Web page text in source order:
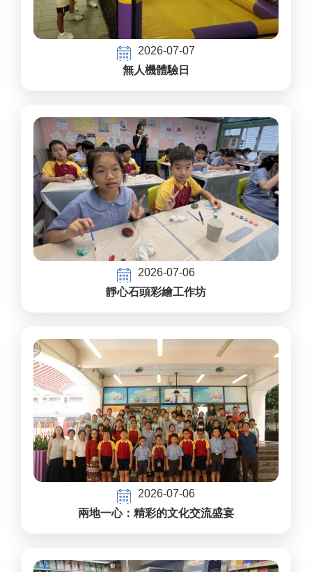
2026-07-07
無人機體驗日
2026-07-06
靜心石頭彩繪工作坊
2026-07-06
兩地一心：精彩的文化交流盛宴